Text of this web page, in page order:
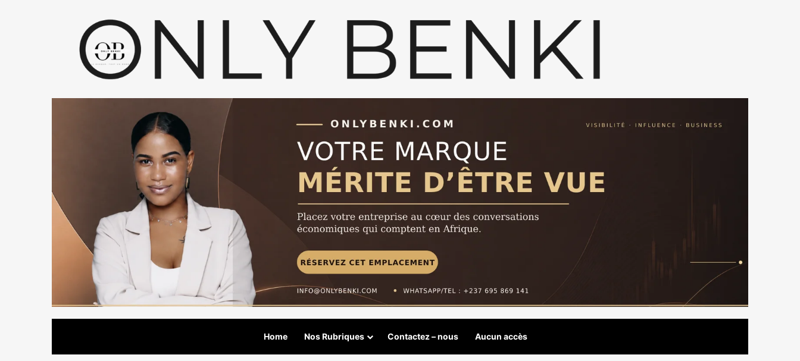
Home Nos Rubriques Contactez – nous Aucun accès